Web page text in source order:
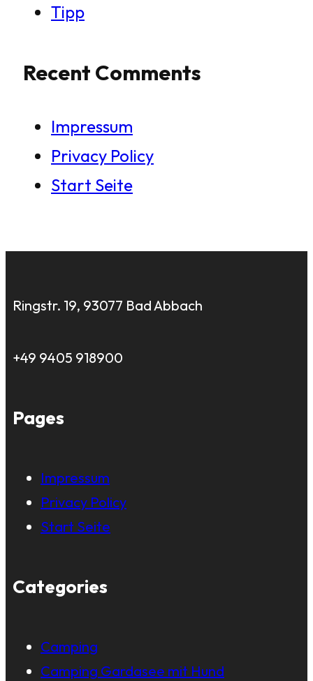
Tipp
Recent Comments
Impressum
Privacy Policy
Start Seite
Ringstr. 19, 93077 Bad Abbach
+49 9405 918900
Pages
Impressum
Privacy Policy
Start Seite
Categories
Camping
Camping Gardasee mit Hund